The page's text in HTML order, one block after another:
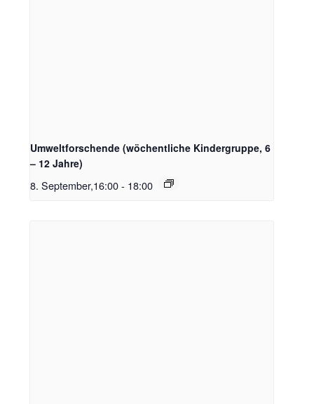
Umweltforschende (wöchentliche Kindergruppe, 6
– 12 Jahre)
8. September,16:00 - 18:00